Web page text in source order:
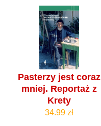
Pasterzy jest coraz
mniej. Reportaż z
Krety
34.99 zł